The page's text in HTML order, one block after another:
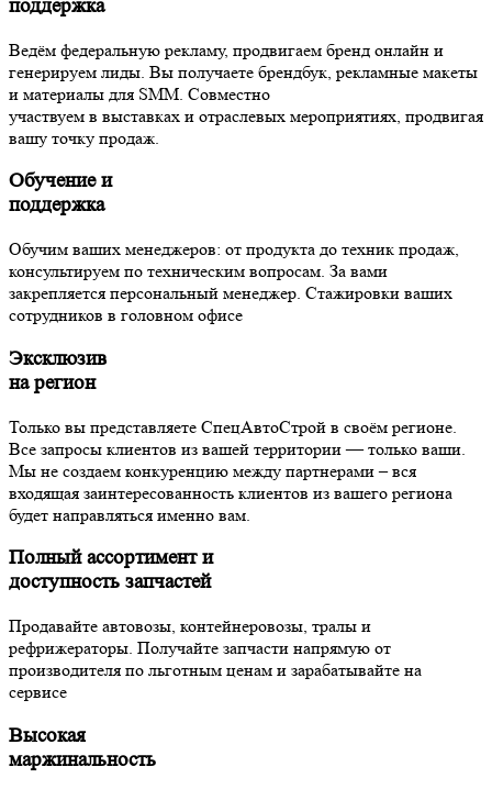
поддержка
Ведём федеральную рекламу, продвигаем бренд онлайн и
генерируем лиды. Вы получаете брендбук, рекламные макеты
и материалы для SMM. Cовместно
участвуем в выставках и отраслевых мероприятиях, продвигая
вашу точку продаж.
Обучение и
поддержка
Обучим ваших менеджеров: от продукта до техник продаж,
консультируем по техническим вопросам. За вами
закрепляется персональный менеджер. Стажировки ваших
сотрудников в головном офисе
Эксклюзив
на регион
Только вы представляете СпецАвтоСтрой в своём регионе.
Все запросы клиентов из вашей территории — только ваши.
Мы не создаем конкуренцию между партнерами – вся
входящая заинтересованность клиентов из вашего региона
будет направляться именно вам.
Полный ассортимент и
доступность запчастей
Продавайте автовозы, контейнеровозы, тралы и
рефрижераторы. Получайте запчасти напрямую от
производителя по льготным ценам и зарабатывайте на
сервисе
Высокая
маржинальность